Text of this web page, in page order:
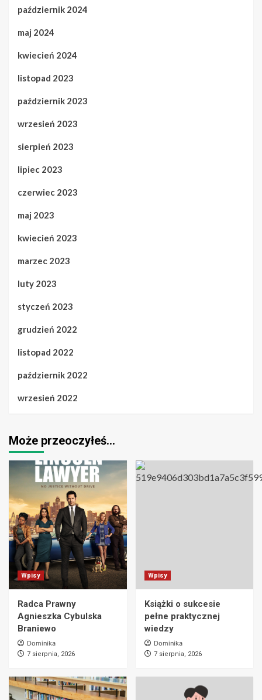
październik 2024
maj 2024
kwiecień 2024
listopad 2023
październik 2023
wrzesień 2023
sierpień 2023
lipiec 2023
czerwiec 2023
maj 2023
kwiecień 2023
marzec 2023
luty 2023
styczeń 2023
grudzień 2022
listopad 2022
październik 2022
wrzesień 2022
Może przeoczyłeś…
Wpisy
Radca Prawny
Agnieszka Cybulska
Braniewo
Dominika
7 sierpnia, 2026
Wpisy
Książki o sukcesie
pełne praktycznej
wiedzy
Dominika
7 sierpnia, 2026